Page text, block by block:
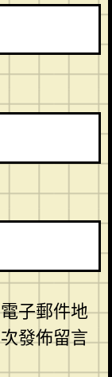
子郵件地
發佈留言